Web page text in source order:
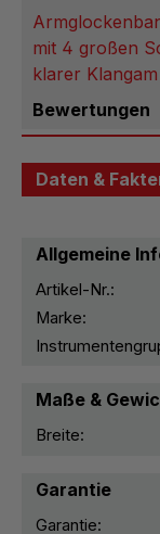
mit 4 großen
klarer
Bewertungen
Daten &
Allgemeine
Artikel-Nr.:
Marke:
Maße &
Breite:
Garantie
Garantie: